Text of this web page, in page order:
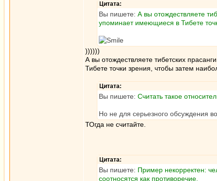
Цитата:
Вы пишете: А вы отождествляете
упоминает имеющиеся в Тибете
))))))
А вы отождествляете тибетских
Тибете точки зрения, чтобы затем
Цитата:
Вы пишете: Считать такое
Но не для серьезного обсуждения
ТОгда не считайте.
Цитата:
Вы пишете: Пример некорректен:
соотносятся как противоречие.